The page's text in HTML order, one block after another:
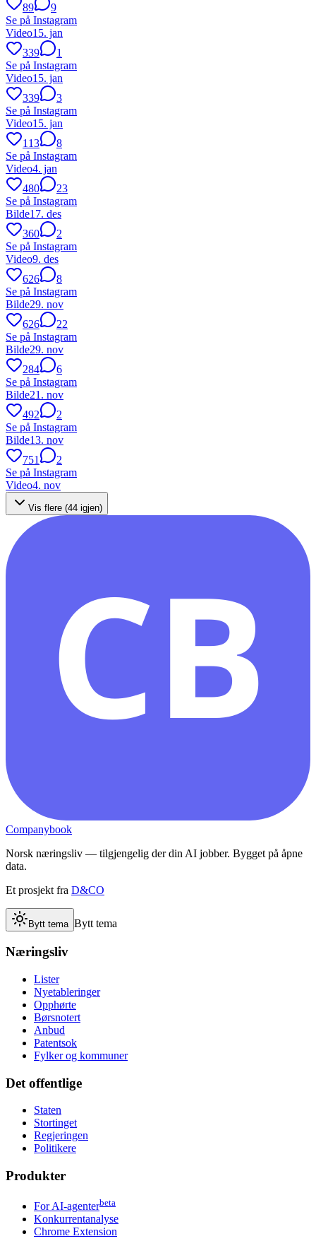
89
9
Se på Instagram
Video15. jan
339
1
Se på Instagram
Video15. jan
339
3
Se på Instagram
Video15. jan
113
8
Se på Instagram
Video4. jan
480
23
Se på Instagram
Bilde17. des
360
2
Se på Instagram
Video9. des
626
8
Se på Instagram
Bilde29. nov
626
22
Se på Instagram
Bilde29. nov
284
6
Se på Instagram
Bilde21. nov
492
2
Se på Instagram
Bilde13. nov
751
2
Se på Instagram
Video4. nov
Vis flere (44 igjen)
CB
Companybook
Norsk næringsliv — tilgjengelig der din AI jobber. Bygget på åpne
data.
Et prosjekt fra D&CO
Bytt tema Bytt tema
Næringsliv
Lister
Nyetableringer
Opphørte
Børsnotert
Anbud
Patentsok
Fylker og kommuner
Det offentlige
Staten
Stortinget
Regjeringen
Politikere
Produkter
For AI-agenterbeta
Konkurrentanalyse
Chrome Extension